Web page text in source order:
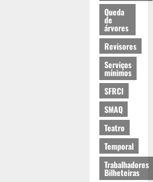
Queda
de
árvores
Revisores
Serviços
mínimos
SFRCI
SMAQ
Teatro
Temporal
Trabalhadores
Bilheteiras